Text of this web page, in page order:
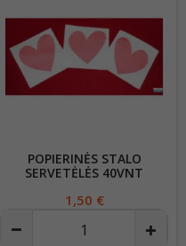
POPIERINĖS STALO
SERVETĖLĖS 40VNT
Kaina
1,50 €